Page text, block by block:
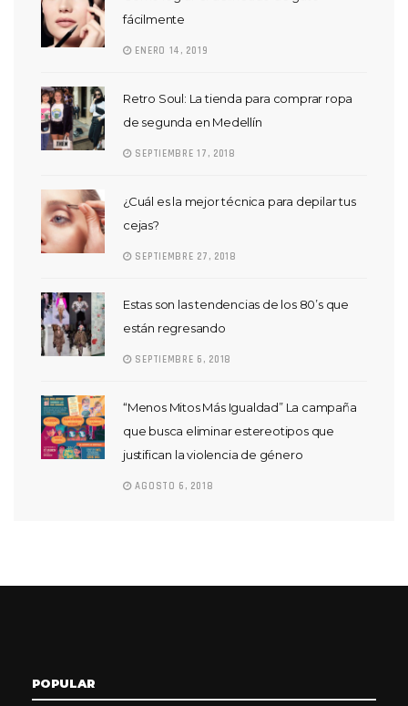
fácilmente
ENERO 14, 2019
Retro Soul: La tienda para comprar ropa
de segunda en Medellín
SEPTIEMBRE 17, 2018
¿Cuál es la mejor técnica para depilar tus
cejas?
SEPTIEMBRE 27, 2018
Estas son las tendencias de los 80’s que
están regresando
SEPTIEMBRE 6, 2018
“Menos Mitos Más Igualdad” La campaña
que busca eliminar estereotipos que
justifican la violencia de género
AGOSTO 6, 2018
POPULAR